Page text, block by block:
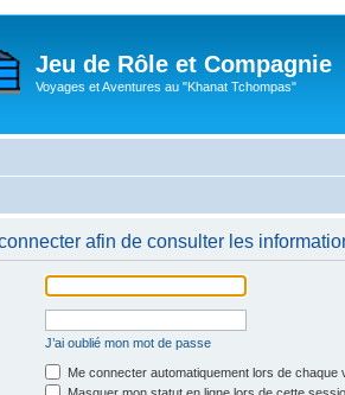
Jeu de Rôle et Compagnie
Voyages et Aventures au "Khanat Tchompas"
afin de consulter les
J’ai oublié mon mot de passe
Me connecter automatiquement lors de chaque
Masquer mon statut en ligne lors de cette